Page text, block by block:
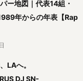
ー地図｜代表14組・
年からの年表【Rap
LAへ。
DJ SN-